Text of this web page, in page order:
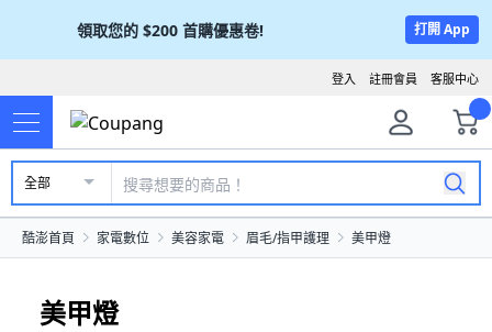
領取您的 $200 首購優惠卷! 打開 App
客服中心
註冊會員
登入
全部
酷澎首頁 家電數位 美容家電 眉毛/指甲護理 美甲燈
美甲燈